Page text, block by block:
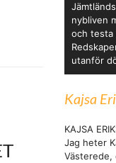
nybliven
och testa
utanför
Kajsa
KAJSA
Jag heter
Västerede,